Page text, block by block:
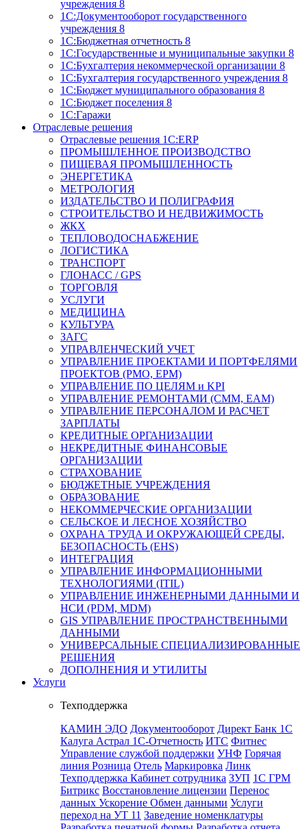
учреждения 8
1С:Документооборот государственного
учреждения 8
1С:Бюджетная отчетность 8
1С:Государственные и муниципальные закупки 8
1С:Бухгалтерия некоммерческой организации 8
1С:Бухгалтерия государственного учреждения 8
1С:Бюджет муниципального образования 8
1С:Бюджет поселения 8
1С:Гаражи
Отраслевые решения
Отраслевые решения 1C:ERP
ПРОМЫШЛЕННОЕ ПРОИЗВОДСТВО
ПИЩЕВАЯ ПРОМЫШЛЕННОСТЬ
ЭНЕРГЕТИКА
МЕТРОЛОГИЯ
ИЗДАТЕЛЬСТВО И ПОЛИГРАФИЯ
СТРОИТЕЛЬСТВО И НЕДВИЖИМОСТЬ
ЖКХ
ТЕПЛОВОДОСНАБЖЕНИЕ
ЛОГИСТИКА
ТРАНСПОРТ
ГЛОНАСС / GPS
ТОРГОВЛЯ
УСЛУГИ
МЕДИЦИНА
КУЛЬТУРА
ЗАГС
УПРАВЛЕНЧЕСКИЙ УЧЕТ
УПРАВЛЕНИЕ ПРОЕКТАМИ И ПОРТФЕЛЯМИ
ПРОЕКТОВ (PMO, EPM)
УПРАВЛЕНИЕ ПО ЦЕЛЯМ и KPI
УПРАВЛЕНИЕ РЕМОНТАМИ (CMM, EAM)
УПРАВЛЕНИЕ ПЕРСОНАЛОМ И РАСЧЕТ
ЗАРПЛАТЫ
КРЕДИТНЫЕ ОРГАНИЗАЦИИ
НЕКРЕДИТНЫЕ ФИНАНСОВЫЕ
ОРГАНИЗАЦИИ
СТРАХОВАНИЕ
БЮДЖЕТНЫЕ УЧРЕЖДЕНИЯ
ОБРАЗОВАНИЕ
НЕКОММЕРЧЕСКИЕ ОРГАНИЗАЦИИ
СЕЛЬСКОЕ И ЛЕСНОЕ ХОЗЯЙСТВО
ОХРАНА ТРУДА И ОКРУЖАЮЩЕЙ СРЕДЫ,
БЕЗОПАСНОСТЬ (EHS)
ИНТЕГРАЦИЯ
УПРАВЛЕНИЕ ИНФОРМАЦИОННЫМИ
ТЕХНОЛОГИЯМИ (ITIL)
УПРАВЛЕНИЕ ИНЖЕНЕРНЫМИ ДАННЫМИ И
НСИ (PDM, MDM)
GIS УПРАВЛЕНИЕ ПРОСТРАНСТВЕННЫМИ
ДАННЫМИ
УНИВЕРСАЛЬНЫЕ СПЕЦИАЛИЗИРОВАННЫЕ
РЕШЕНИЯ
ДОПОЛНЕНИЯ И УТИЛИТЫ
Услуги
Техподдержка
КАМИН ЭДО Документооборот Директ Банк 1С
Калуга Астрал 1С-Отчетность ИТС Фитнес
Управление службой поддержки УНФ Горячая
линия Розница Отель Маркировка Линк
Техподдержка Кабинет сотрудника ЗУП 1C ГРМ
Битрикс Восстановление лицензии Перенос
данных Ускорение Обмен данными Услуги
переход на УТ 11 Заведение номенклатуры